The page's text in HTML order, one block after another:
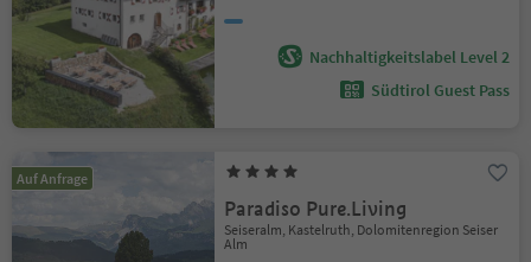
Nachhaltigkeitslabel Level 2
Südtirol Guest Pass
Auf Anfrage
Paradiso Pure.Living
Seiseralm, Kastelruth, Dolomitenregion Seiser
Alm